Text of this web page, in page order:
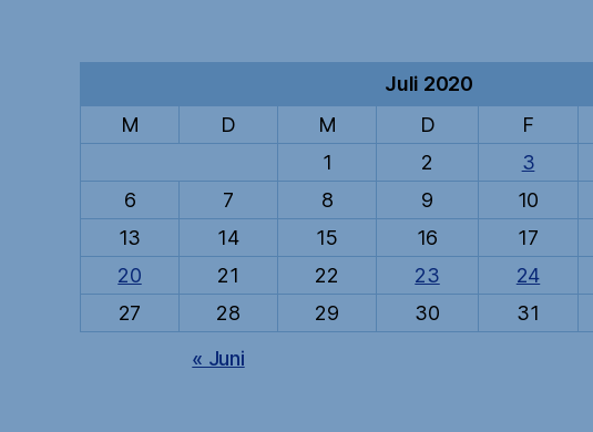
Juli 2020
M
D M D F
1
2 3
6
7 8 9 10
13
14 15 16 17
20
21 22 23 24
27
28 29 30
31
« Juni